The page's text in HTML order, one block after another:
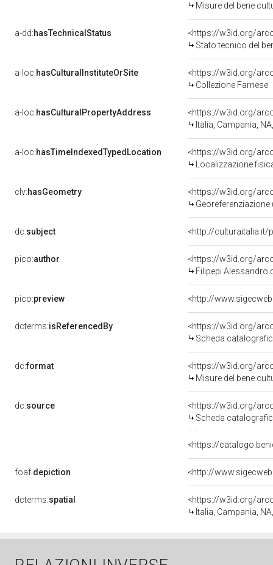
Misure del bene
a-dd:hasTechnicalStatus
<https://w3id.org/
Stato tecnico del
a-loc:hasCulturalInstituteOrSite
<https://w3id.org/
Collezione Farnese
a-loc:hasCulturalPropertyAddress
<https://w3id.org/
Italia, Campania,
a-loc:hasTimeIndexedTypedLocation
<https://w3id.org/
Localizzazione
clv:hasGeometry
<https://w3id.org/
dc:subject <http://culturaitalia.it/
pico:author
<https://w3id.org/
Filipepi Alessandro
pico:preview
dcterms:isReferencedBy
<https://w3id.org/
Scheda
dc:format
<https://w3id.org/
Misure del bene
dc:source
<https://w3id.org/
Scheda
<https://
foaf:depiction
dcterms:spatial
<https://w3id.org/
Italia, Campania,